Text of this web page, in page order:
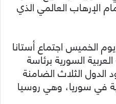
الإرهاب العالمي الذي
الخميس اجتماع أستانا
السورية برئاسة
الدول الثلاث الضامنة
في سوريا، وهي روسيا